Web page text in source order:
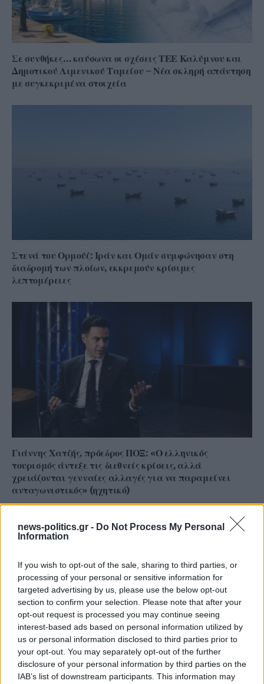
news-politics.gr - Do Not Process My Personal
Information
If you wish to opt-out of the sale, sharing to third parties, or
processing of your personal or sensitive information for
targeted advertising by us, please use the below opt-out
section to confirm your selection. Please note that after your
opt-out request is processed you may continue seeing
interest-based ads based on personal information utilized by
us or personal information disclosed to third parties prior to
your opt-out. You may separately opt-out of the further
disclosure of your personal information by third parties on the
IAB’s list of downstream participants. This information may
Σε συνθήκες… καύσωνα οι σχέσεις ΤΕΕ Καλύμνου και
Δημοτικού Λιμενικού Ταμείου – Νέα σκληρή απάντηση
με συγκεκριμένα στοιχεία
Στενά του Ορμούζ: Ιράν και Ομάν συμφώνησαν στη
διαδρομή των πλοίων, εκκρεμούν κρίσιμες
λεπτομέρειες
Γιάννης Χατζής, πρόεδρος ΠΟΞ: «Ο ελληνικός
τουρισμός άντεξε τις διεθνείς κρίσεις, αλλά
χρειάζονται γενναίες αλλαγές για να παραμείνει
ανταγωνιστικός» (ηχητικό)